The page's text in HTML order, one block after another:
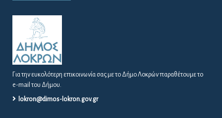
Για την ευκολότερη επικοινωνία σας με το Δήμο Λοκρών παραθέτουμε το
e-mail του Δήμου.
lokron@dimos-lokron.gov.gr